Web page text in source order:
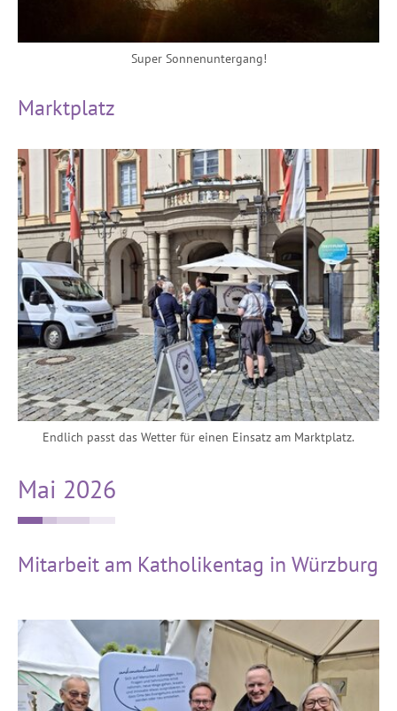
Super Sonnenuntergang!
Endlich passt das Wetter für einen Einsatz am Marktplatz.
Marktplatz
Mai 2026
Mitarbeit am Katholikentag in Würzburg